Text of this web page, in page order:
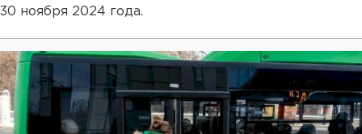
30 ноября 2024 года.